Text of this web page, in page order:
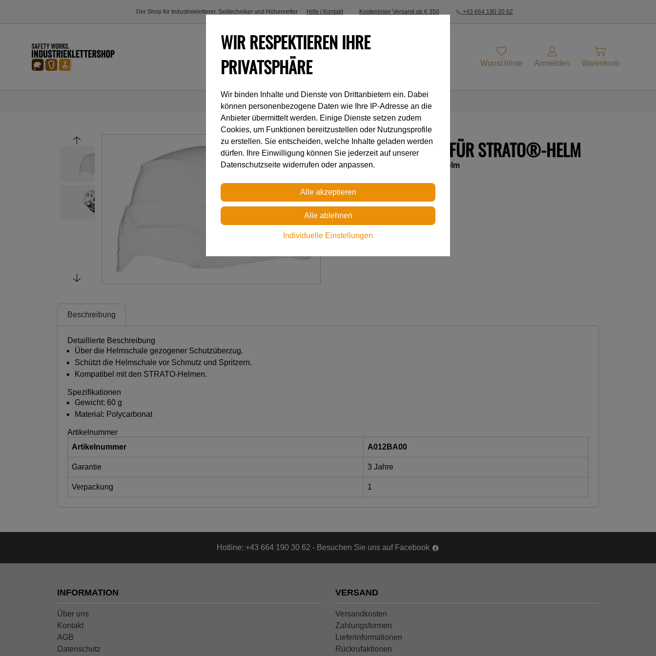
Der Shop für Industriekletterer, Seiltechniker und Höhenretter Hilfe / Kontakt Kostenloser Versand ab € 350 +43 664 190 30 62
Wunschliste Anmelden Warenkorb
Industrieklettern Accessoires
SCHUTZÜBERZUG FÜR STRATO®-HELM
Schutzüberzug für STRATO-Helm
€ 11,00
Preis inkl. MwSt.
Beschreibung
Detaillierte Beschreibung
Über die Helmschale gezogener Schutzüberzug.
Schützt die Helmschale vor Schmutz und Spritzern.
Kompatibel mit den STRATO-Helmen.
Spezifikationen
Gewicht: 60 g
Material: Polycarbonat
Artikelnummer
Artikelnummer
A012BA00
Garantie 3 Jahre
Verpackung 1
WIR RESPEKTIEREN IHRE
PRIVATSPHÄRE
Wir binden Inhalte und Dienste von Drittanbietern ein. Dabei
können personenbezogene Daten wie Ihre IP-Adresse an die
Anbieter übermittelt werden. Einige Dienste setzen zudem
Cookies, um Funktionen bereitzustellen oder Nutzungsprofile
zu erstellen. Sie entscheiden, welche Inhalte geladen werden
dürfen. Ihre Einwilligung können Sie jederzeit auf unserer
Datenschutzseite widerrufen oder anpassen.
Individuelle Einstellungen
Hotline: +43 664 190 30 62 - Besuchen Sie uns auf Facebook
INFORMATION
Über uns
Kontakt
AGB
Datenschutz
VERSAND
Versandkosten
Zahlungsformen
Lieferinformationen
Rückrufaktionen